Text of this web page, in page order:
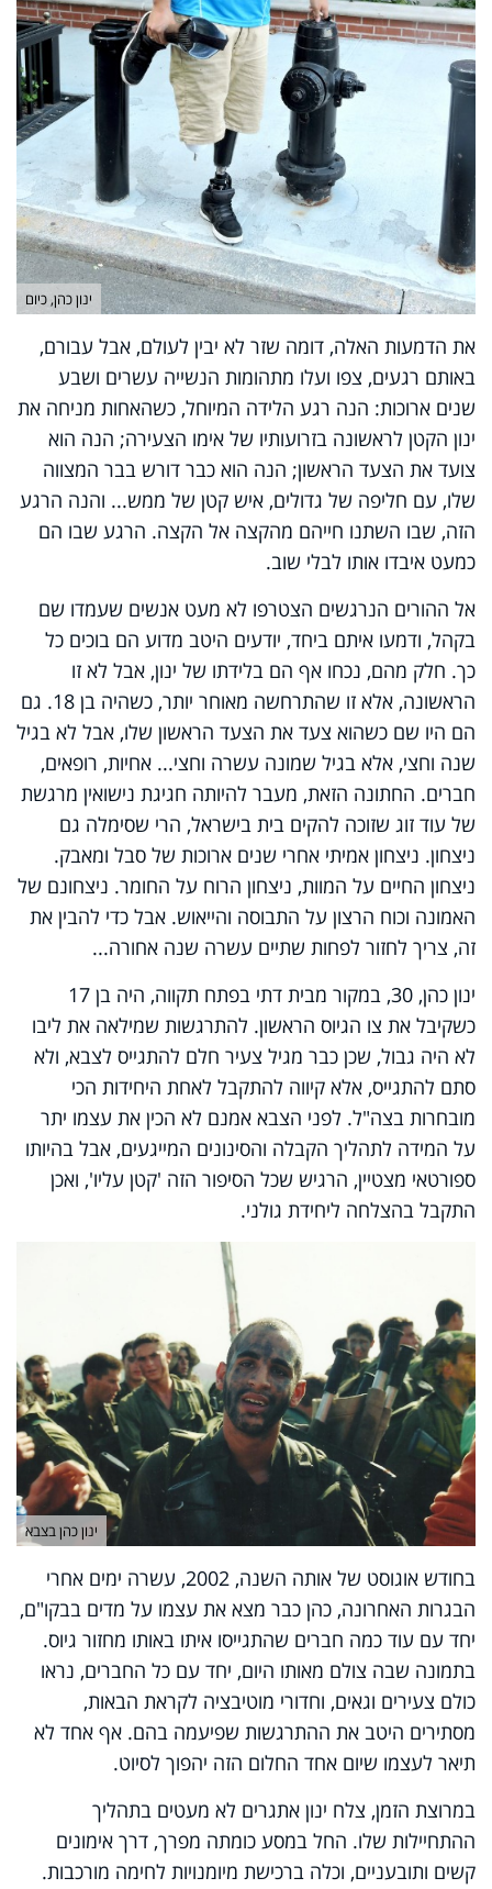
ינון כהן, כיום
את הדמעות האלה, דומה שזר לא יבין לעולם, אבל עבורם,
באותם רגעים, צפו ועלו מתהומות הנשייה עשרים ושבע
שנים ארוכות: הנה רגע הלידה המיוחל, כשהאחות מניחה את
ינון הקטן לראשונה בזרועותיו של אימו הצעירה; הנה הוא
צועד את הצעד הראשון; הנה הוא כבר דורש בבר המצווה
שלו, עם חליפה של גדולים, איש קטן של ממש... והנה הרגע
הזה, שבו השתנו חייהם מהקצה אל הקצה. הרגע שבו הם
כמעט איבדו אותו לבלי שוב.
אל ההורים הנרגשים הצטרפו לא מעט אנשים שעמדו שם
בקהל, ודמעו איתם ביחד, יודעים היטב מדוע הם בוכים כל
כך. חלק מהם, נכחו אף הם בלידתו של ינון, אבל לא זו
הראשונה, אלא זו שהתרחשה מאוחר יותר, כשהיה בן 18. גם
הם היו שם כשהוא צעד את הצעד הראשון שלו, אבל לא בגיל
שנה וחצי, אלא בגיל שמונה עשרה וחצי... אחיות, רופאים,
חברים. החתונה הזאת, מעבר להיותה חגיגת נישואין מרגשת
של עוד זוג שזוכה להקים בית בישראל, הרי שסימלה גם
ניצחון. ניצחון אמיתי אחרי שנים ארוכות של סבל ומאבק.
ניצחון החיים על המוות, ניצחון הרוח על החומר. ניצחונם של
האמונה וכוח הרצון על התבוסה והייאוש. אבל כדי להבין את
זה, צריך לחזור לפחות שתיים עשרה שנה אחורה...
ינון כהן, 30, במקור מבית דתי בפתח תקווה, היה בן 17
כשקיבל את צו הגיוס הראשון. להתרגשות שמילאה את ליבו
לא היה גבול, שכן כבר מגיל צעיר חלם להתגייס לצבא, ולא
סתם להתגייס, אלא קיווה להתקבל לאחת היחידות הכי
מובחרות בצה"ל. לפני הצבא אמנם לא הכין את עצמו יתר
על המידה לתהליך הקבלה והסינונים המייגעים, אבל בהיותו
ספורטאי מצטיין, הרגיש שכל הסיפור הזה 'קטן עליו', ואכן
התקבל בהצלחה ליחידת גולני.
ינון כהן בצבא
בחודש אוגוסט של אותה השנה, 2002, עשרה ימים אחרי
הבגרות האחרונה, כהן כבר מצא את עצמו על מדים בבקו"ם,
יחד עם עוד כמה חברים שהתגייסו איתו באותו מחזור גיוס.
בתמונה שבה צולם מאותו היום, יחד עם כל החברים, נראו
כולם צעירים וגאים, וחדורי מוטיבציה לקראת הבאות,
מסתירים היטב את ההתרגשות שפיעמה בהם. אף אחד לא
תיאר לעצמו שיום אחד החלום הזה יהפוך לסיוט.
במרוצת הזמן, צלח ינון אתגרים לא מעטים בתהליך
ההתחיילות שלו. החל במסע כומתה מפרך, דרך אימונים
קשים ותובעניים, וכלה ברכישת מיומנויות לחימה מורכבות.